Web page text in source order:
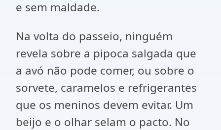
e sem maldade.
Na volta do passeio, ninguém
revela sobre a pipoca salgada que
a avó não pode comer, ou sobre o
sorvete, caramelos e refrigerantes
que os meninos devem evitar. Um
beijo e o olhar selam o pacto. No